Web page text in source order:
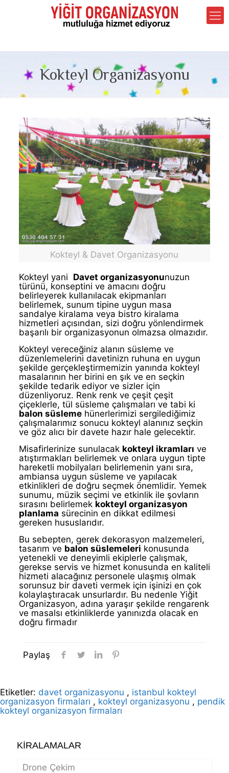
Kokteyl Organizasyonu
Kokteyl & Davet Organizasyonu
Kokteyl yani Davet organizasyonunuzun
türünü, konseptini ve amacını doğru
belirleyerek kullanılacak ekipmanları
belirlemek, sunum tipine uygun masa
sandalye kiralama veya bistro kiralama
hizmetleri açısından, sizi doğru yönlendirmek
başarılı bir organizasyonun olmazsa olmazıdır.
Kokteyl vereceğiniz alanın süsleme ve
düzenlemelerini davetinizn ruhuna en uygun
şekilde gerçekleştirmemizin yanında kokteyl
masalarının her birini en şık ve en seçkin
şekilde tedarik ediyor ve sizler için
düzenliyoruz. Renk renk ve çeşit çeşit
çiçeklerle, tül süsleme çalışmaları ve tabi ki
balon süslemehünerlerimizi sergilediğimiz
çalışmalarımız sonucu kokteyl alanınız seçkin
ve göz alıcı bir davete hazır hale gelecektir.
Misafirlerinize sunulacak kokteyl ikramları ve
atıştırmakları belirlemek ve onlara uygun tipte
hareketli mobilyaları belirlemenin yanı sıra,
ambiansa uygun süsleme ve yapılacak
etkinlikleri de doğru seçmek önemlidir. Yemek
sunumu, müzik seçimi ve etkinlik ile şovların
sırasını belirlemek kokteyl organizasyon
planlama sürecinin en dikkat edilmesi
gereken hususlarıdır.
Bu sebepten, gerek dekorasyon malzemeleri,
tasarım ve balon süslemeleri konusunda
yetenekli ve deneyimli ekiplerle çalışmak,
gerekse servis ve hizmet konusunda en kaliteli
hizmeti alacağınız personele ulaşmış olmak
sorunsuz bir daveti vermek için işinizi en çok
kolaylaştıracak unsurlardır. Bu nedenle Yiğit
Organizasyon, adına yaraşır şekilde rengarenk
ve masalsı etkinliklerde yanınızda olacak en
doğru firmadır
Paylaş
Etiketler: davet organizasyonu , istanbul kokteyl
organizasyon firmaları , kokteyl organizasyonu , pendik
kokteyl organizasyon firmaları
KİRALAMALAR
Drone Çekim